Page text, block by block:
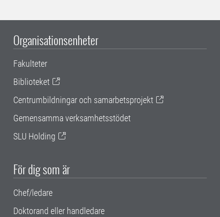
Organisationsenheter
Fakulteter
Biblioteket
Centrumbildningar och samarbetsprojekt
Gemensamma verksamhetsstödet
SLU Holding
För dig som är
Chef/ledare
Doktorand eller handledare